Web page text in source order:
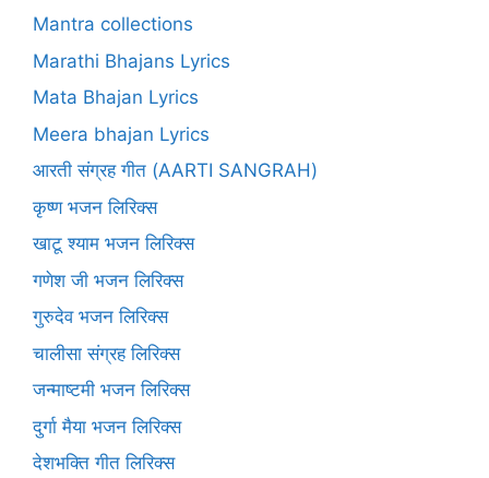
Mantra collections
Marathi Bhajans Lyrics
Mata Bhajan Lyrics
Meera bhajan Lyrics
आरती संग्रह गीत (AARTI SANGRAH)
कृष्ण भजन लिरिक्स
खाटू श्याम भजन लिरिक्स
गणेश जी भजन लिरिक्स
गुरुदेव भजन लिरिक्स
चालीसा संग्रह लिरिक्स
जन्माष्टमी भजन लिरिक्स
दुर्गा मैया भजन लिरिक्स
देशभक्ति गीत लिरिक्स